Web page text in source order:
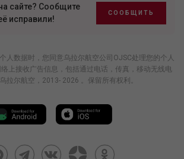
сайте? Сообщите
исправили!
СООБЩИТЬ
人数据时，您同意乌拉尔航空公司OJSC处理您的个人
上接收广告信息，包括通过电话，传真，移动无线电
拉尔航空，2013- 2026 。保留所有权利。